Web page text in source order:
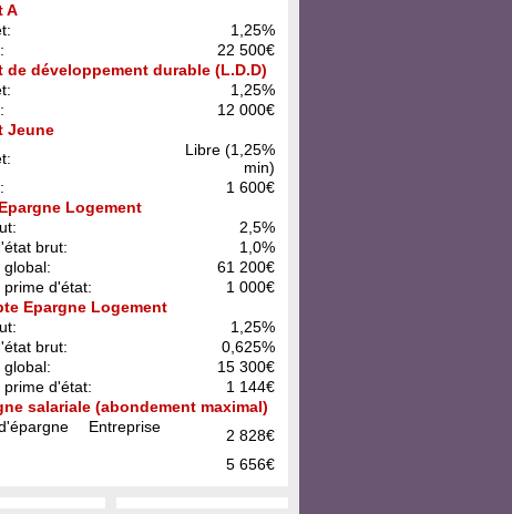
A
1,25%
22 500€
de développement durable (L.D.D)
1,25%
12 000€
Jeune
Libre (1,25%
min)
1 600€
Logement
2,5%
brut:
1,0%
global:
61 200€
prime d'état:
1 000€
Epargne Logement
1,25%
brut:
0,625%
global:
15 300€
prime d'état:
1 144€
salariale (abondement maximal)
Entreprise
2 828€
5 656€